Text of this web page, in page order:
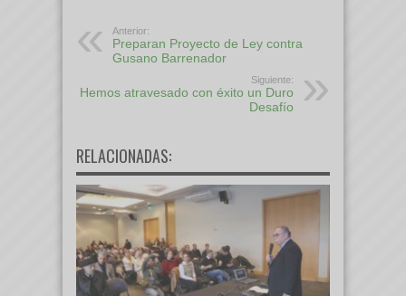
Anterior:
Preparan Proyecto de Ley contra
Gusano Barrenador
Siguiente:
Hemos atravesado con éxito un Duro
Desafío
RELACIONADAS: